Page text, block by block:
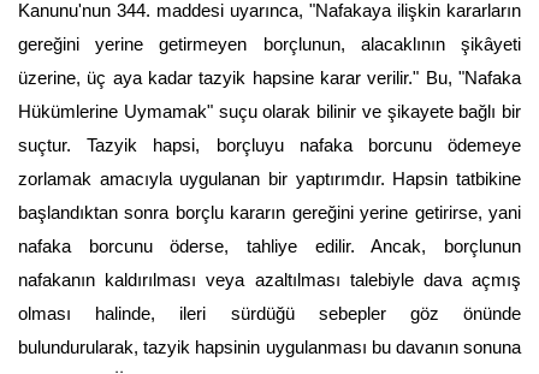
Kanunu'nun 344. maddesi uyarınca, "Nafakaya ilişkin kararların
gereğini yerine getirmeyen borçlunun, alacaklının şikâyeti
üzerine, üç aya kadar tazyik hapsine karar verilir." Bu, "Nafaka
Hükümlerine Uymamak" suçu olarak bilinir ve şikayete bağlı bir
suçtur. Tazyik hapsi, borçluyu nafaka borcunu ödemeye
zorlamak amacıyla uygulanan bir yaptırımdır. Hapsin tatbikine
başlandıktan sonra borçlu kararın gereğini yerine getirirse, yani
nafaka borcunu öderse, tahliye edilir. Ancak, borçlunun
nafakanın kaldırılması veya azaltılması talebiyle dava açmış
olması halinde, ileri sürdüğü sebepler göz önünde
bulundurularak, tazyik hapsinin uygulanması bu davanın sonuna